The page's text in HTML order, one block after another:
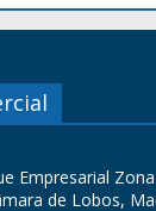
Empresarial
de Lobos,